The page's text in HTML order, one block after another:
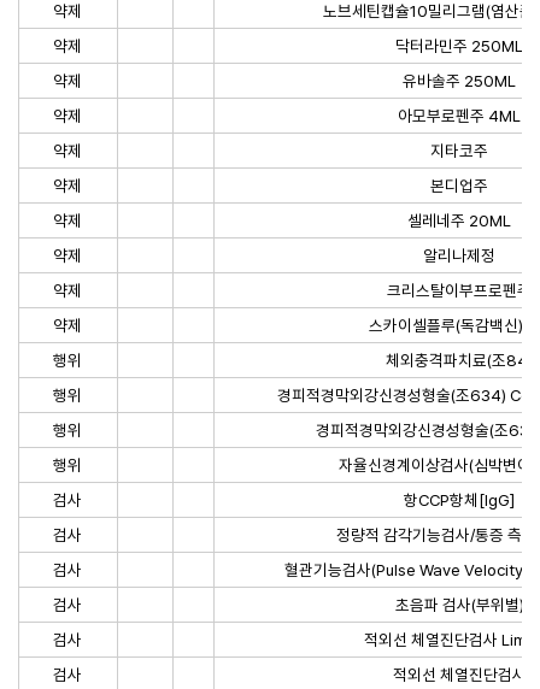
약제
노브세틴캡슐10밀리그램(염산플
약제
닥터라민주 250ML
약제
유바솔주 250ML
약제
아모부로펜주 4ML
약제
지타코주
약제
본디업주
약제
셀레네주 20ML
약제
알리나제정
약제
크리스탈이부프로펜주
약제
스카이셀플루(독감백신) 3
행위
체외충격파치료(조84)
행위
경피적경막외강신경성형술(조634)
행위
경피적경막외강신경성형술(조
행위
자율신경계이상검사(심박변이
검사
항CCP항체[IgG]
검사
정량적 감각기능검사/통증 측정
검사
혈관기능검사(Pulse Wave Velocity
검사
초음파 검사(부위별)
검사
적외선 체열진단검사
검사
적외선 체열진단검사